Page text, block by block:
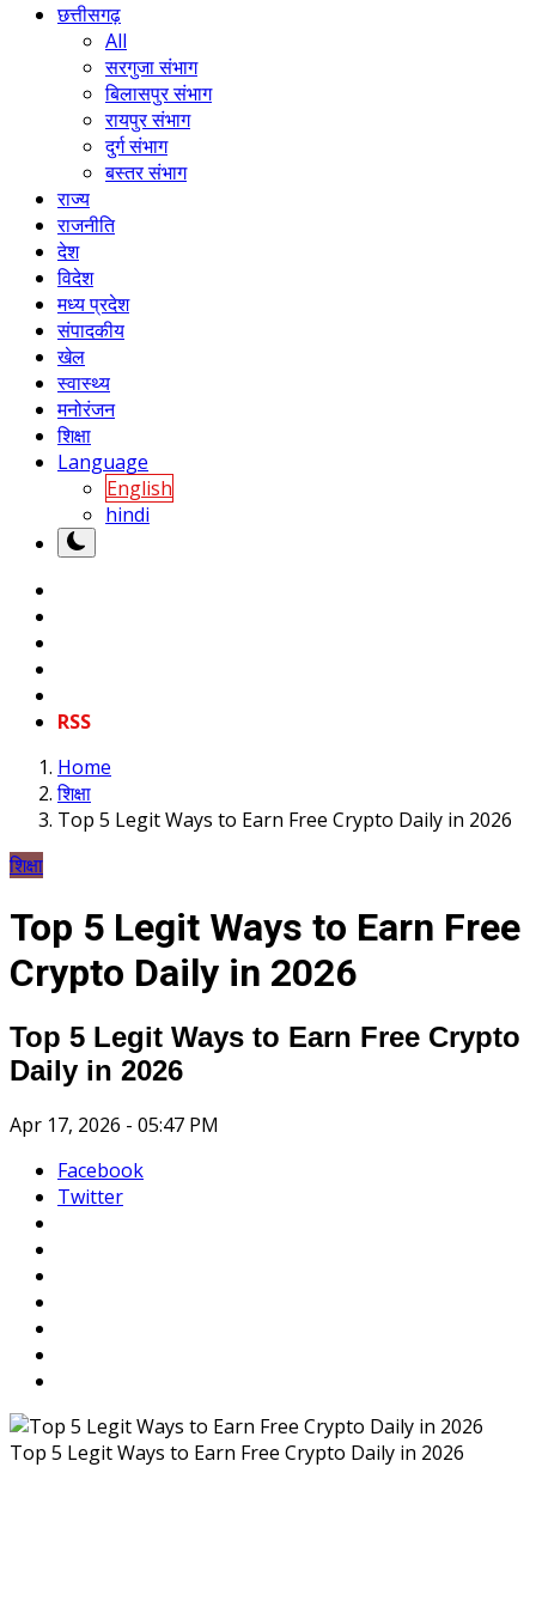
छत्तीसगढ़
All
सरगुजा संभाग
बिलासपुर संभाग
रायपुर संभाग
दुर्ग संभाग
बस्तर संभाग
राज्य
राजनीति
देश
विदेश
मध्य प्रदेश
संपादकीय
खेल
स्वास्थ्य
मनोरंजन
शिक्षा
Language
English
hindi
RSS
Home
शिक्षा
Top 5 Legit Ways to Earn Free Crypto Daily in 2026
शिक्षा
Top 5 Legit Ways to Earn Free
Crypto Daily in 2026
Top 5 Legit Ways to Earn Free Crypto
Daily in 2026
Apr 17, 2026 - 05:47 PM
Facebook
Twitter
Top 5 Legit Ways to Earn Free Crypto Daily in 2026